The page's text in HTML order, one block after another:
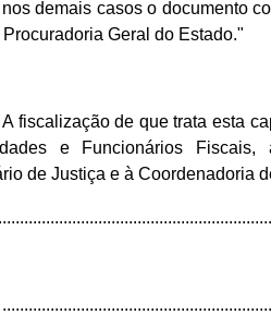
demais casos o documento
Geral do Estado."
fiscalização de que trata esta
e Funcionários Fiscais,
de Justiça e à Coordenadoria